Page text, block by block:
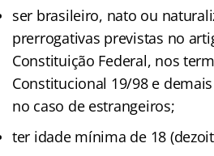
ser brasileiro, nato ou
prerrogativas previstas no
Constituição Federal, nos
Constitucional 19/98 e
no caso de estrangeiros;
ter idade mínima de 18